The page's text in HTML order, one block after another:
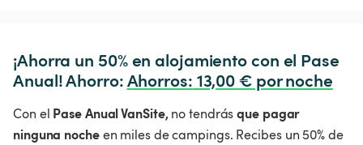
¡Ahorra un 50% en alojamiento con el Pase
Anual! Ahorro: Ahorros: 13,00 € por noche
Con el Pase Anual VanSite, no tendrásque pagar
ninguna nocheen miles de campings. Recibes un 50% de